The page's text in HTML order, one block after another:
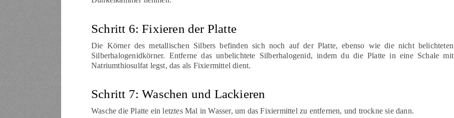
Schritt 6: Fixieren der Platte
Die Körner des metallischen Silbers befinden sich noch auf der Platte, ebenso wie die nicht belichteten
Silberhalogenidkörner. Entferne das unbelichtete Silberhalogenid, indem du die Platte in eine Schale mit
Natriumthiosulfat legst, das als Fixiermittel dient.
Schritt 7: Waschen und Lackieren
Wasche die Platte ein letztes Mal in Wasser, um das Fixiermittel zu entfernen, und trockne sie dann.